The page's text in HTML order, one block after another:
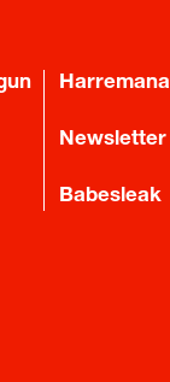
Harremana
Newsletter
Babesleak